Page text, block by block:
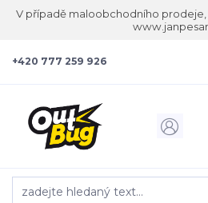
V případě maloobchodního
+420 777 259 926